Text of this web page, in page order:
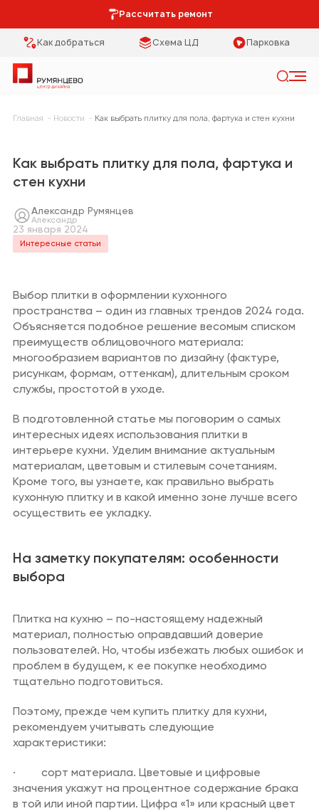
Рассчитать ремонт
Как добраться Схема ЦД Парковка
Категории
Мебель Park
интерьера
Освещение
Двери
Сантехника и
водоснабжение
Плитка,
керамогранит
Напольные
Климат и отопление
Товары для
загородного дома
заказов и услуги
Аптеки
Техника для дома/
цифровая техника
Продукты
Другое
Тип помещения
Кухня
Коридор
Санузел
Кабинет
Детская
Главная Новости Как выбрать плитку для пола, фартука и стен кухни
Как выбрать плитку для пола, фартука и
стен кухни
Александр Румянцев
Александр
23 января 2024
Интересные статьи
Выбор плитки в оформлении кухонного
пространства – один из главных трендов 2024 года.
Объясняется подобное решение весомым списком
преимуществ облицовочного материала:
многообразием вариантов по дизайну (фактуре,
рисункам, формам, оттенкам), длительным сроком
службы, простотой в уходе.
В подготовленной статье мы поговорим о самых
интересных идеях использования плитки в
интерьере кухни. Уделим внимание актуальным
материалам, цветовым и стилевым сочетаниям.
Кроме того, вы узнаете, как правильно выбрать
кухонную плитку и в какой именно зоне лучше всего
осуществить ее укладку.
На заметку покупателям: особенности
выбора
Плитка на кухню – по-настоящему надежный
материал, полностью оправдавший доверие
пользователей. Но, чтобы избежать любых ошибок и
проблем в будущем, к ее покупке необходимо
тщательно подготовиться.
Поэтому, прежде чем купить плитку для кухни,
рекомендуем учитывать следующие
характеристики:
· сорт материала. Цветовые и цифровые
значения укажут на процентное содержание брака
в той или иной партии. Цифра «1» или красный цвет